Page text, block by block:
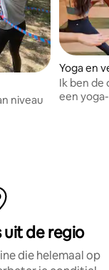
niveau
Yoga en
Ik ben de
een
uit de regio
die helemaal op